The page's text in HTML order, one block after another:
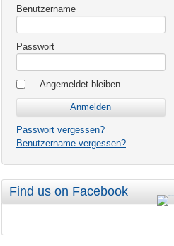
Benutzername
Passwort
Angemeldet bleiben
Passwort vergessen?
Benutzername vergessen?
Find us on Facebook